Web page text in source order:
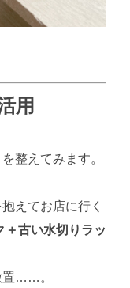
用
整えてみます。
えてお店に行く
＋古い水切りラッ
置……。